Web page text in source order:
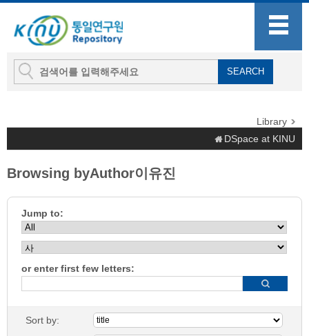
Library
DSpace at KINU
Browsing byAuthor이유진
Jump to:
or enter first few letters:
Sort by: